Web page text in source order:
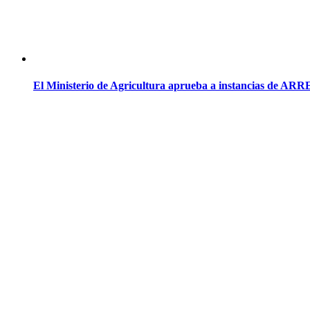
El Ministerio de Agricultura aprueba a instancias de